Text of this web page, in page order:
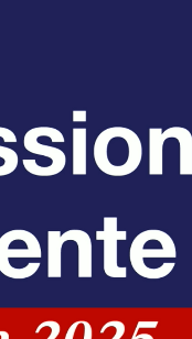
Commission